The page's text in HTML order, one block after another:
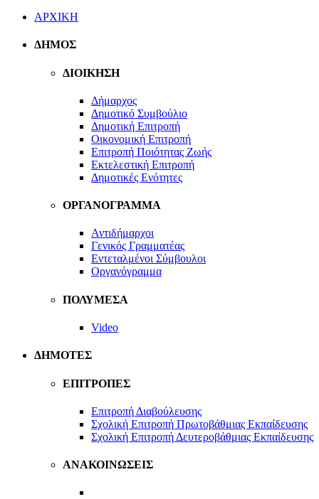
ΑΡΧΙΚΗ
ΔΗΜΟΣ
ΔΙΟΙΚΗΣΗ
Δήμαρχος
Δημοτικό Συμβούλιο
Δημοτική Επιτροπή
Οικονομική Επιτροπή
Επιτροπή Ποιότητας Ζωής
Εκτελεστική Επιτροπή
Δημοτικές Ενότητες
ΟΡΓΑΝΟΓΡΑΜΜΑ
Αντιδήμαρχοι
Γενικός Γραμματέας
Εντεταλμένοι Σύμβουλοι
Οργανόγραμμα
ΠΟΛΥΜΕΣΑ
Video
ΔΗΜΟΤΕΣ
ΕΠΙΤΡΟΠΕΣ
Επιτροπή Διαβούλευσης
Σχολική Επιτροπή Πρωτοβάθμιας Εκπαίδευσης
Σχολική Επιτροπή Δευτεροβάθμιας Εκπαίδευσης
ΑΝΑΚΟΙΝΩΣΕΙΣ